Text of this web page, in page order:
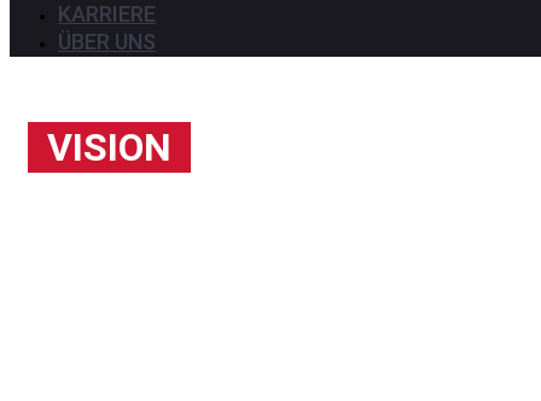
KARRIERE
ÜBER UNS
VISION